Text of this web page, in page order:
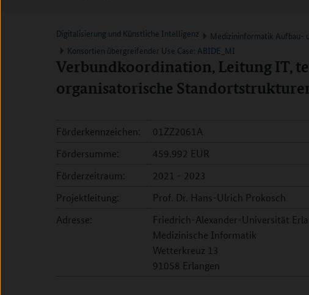
Digitalisierung und Künstliche Intelligenz
Medizininformatik Aufbau-
Konsortien übergreifender Use Case: ABIDE_MI
Verbundkoordination, Leitung IT,
organisatorische
Förderkennzeichen:
01ZZ2061A
Fördersumme:
459.992 EUR
Förderzeitraum:
2021 - 2023
Projektleitung:
Prof. Dr. Hans-Ulrich Prokosch
Adresse:
Friedrich-Alexander-Universität
Medizinische Informatik
Wetterkreuz 13
91058 Erlangen